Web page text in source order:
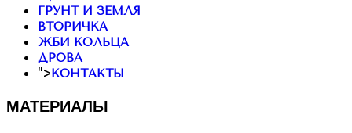
ГРУНТ И ЗЕМЛЯ
ВТОРИЧКА
ЖБИ КОЛЬЦА
ДРОВА
">КОНТАКТЫ
МАТЕРИАЛЫ